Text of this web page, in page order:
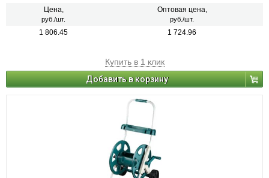
Цена,
руб./шт.
Оптовая цена,
руб./шт.
1 806.45 1 724.96
Купить в 1 клик
Добавить в корзину